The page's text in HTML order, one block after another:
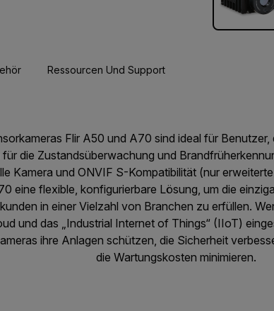
Ressourcen Und Support
Flir A50 und A70 sind ideal für
die Zustandsüberwachung und
Kamera und ONVIF S-Kompatibilität (nur
eine flexible, konfigurierbare Lösung, um die
in einer Vielzahl von Branchen zu erfüllen.
und das „Industrial Internet of Things“ (IIoT)
ihre Anlagen schützen, die Sicherheit
die Wartungskosten minimieren.